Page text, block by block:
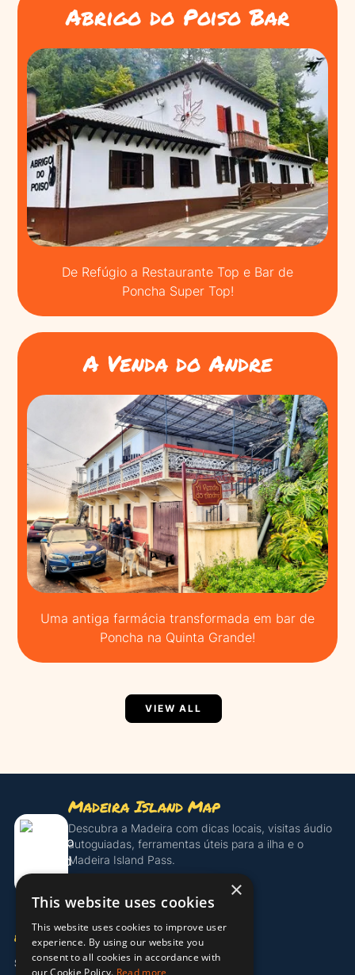
Abrigo do Poiso Bar
De Refúgio a Restaurante Top e Bar de
Poncha Super Top!
A Venda do Andre
Uma antiga farmácia transformada em bar de
Poncha na Quinta Grande!
VIEW ALL
Madeira Island Map
Descubra a Madeira com dicas locais, visitas áudio
autoguiadas, ferramentas úteis para a ilha e o
Madeira Island Pass.
Descobrir o Island Pass
EMPRESA
Sobre Nós
×
This website uses cookies
This website uses cookies to improve user
experience. By using our website you
consent to all cookies in accordance with
our Cookie Policy. Read more